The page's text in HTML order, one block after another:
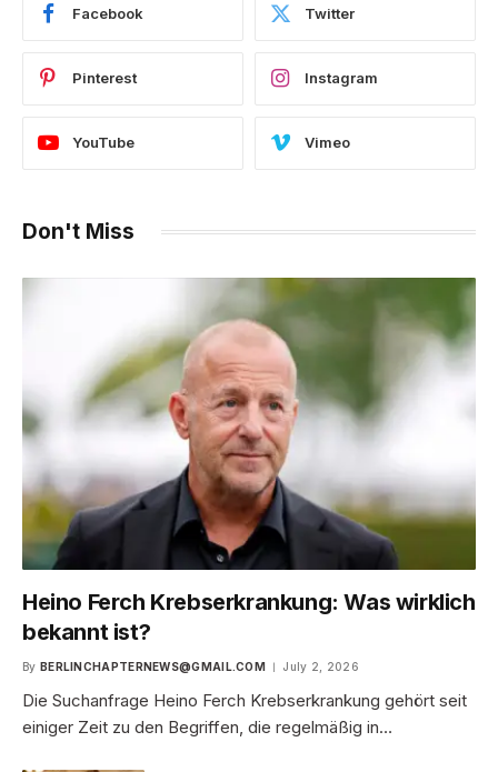
Facebook Twitter
Pinterest Instagram
YouTube Vimeo
Don't Miss
Heino Ferch Krebserkrankung: Was wirklich
bekannt ist?
By BERLINCHAPTERNEWS@GMAIL.COM July 2, 2026
Die Suchanfrage Heino Ferch Krebserkrankung gehört seit
einiger Zeit zu den Begriffen, die regelmäßig in…